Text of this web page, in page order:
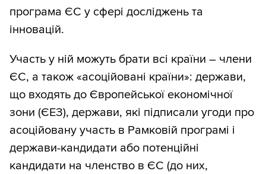
програма ЄС у сфері досліджень та
інновацій.
Участь у ній можуть брати всі країни – члени
ЄС, а також «асоційовані країни»: держави,
що входять до Європейської економічної
зони (ЄЕЗ), держави, які підписали угоди про
асоційовану участь в Рамковій програмі і
держави-кандидати або потенційні
кандидати на членство в ЄС (до них,